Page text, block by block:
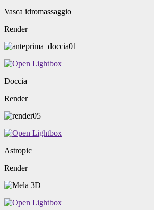
Vasca idromassaggio
Render
Doccia
Render
Astropic
Render